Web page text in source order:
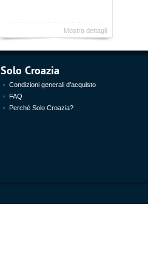
Mostra dettagli
Solo Croazia
Condizioni generali d’acquisto
FAQ
Perché Solo Croazia?